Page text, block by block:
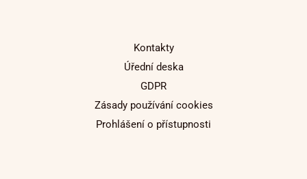
Kontakty
Úřední deska
GDPR
Zásady používání cookies
Prohlášení o přístupnosti